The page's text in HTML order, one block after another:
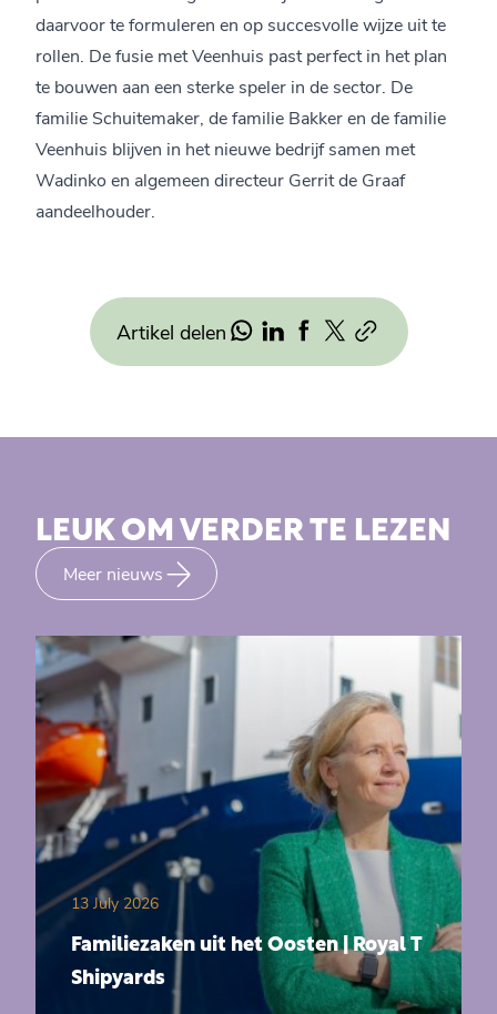
daarvoor te formuleren en op succesvolle wijze uit te
rollen. De fusie met Veenhuis past perfect in het plan
te bouwen aan een sterke speler in de sector. De
familie Schuitemaker, de familie Bakker en de familie
Veenhuis blijven in het nieuwe bedrijf samen met
Wadinko en algemeen directeur Gerrit de Graaf
aandeelhouder.
Artikel delen
LEUK OM VERDER TE LEZEN
Meer nieuws
13 July 2026
Familiezaken uit het Oosten | Royal T
Shipyards